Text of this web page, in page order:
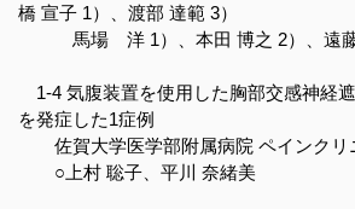
橋 宣子 1）、渡部 達範 3）
馬場 洋 1）、本田 博之 2）、遠
1-4 気腹装置を使用した胸部交感神経
を発症した1症例
佐賀大学医学部附属病院 ペインクリ
○上村 聡子、平川 奈緒美